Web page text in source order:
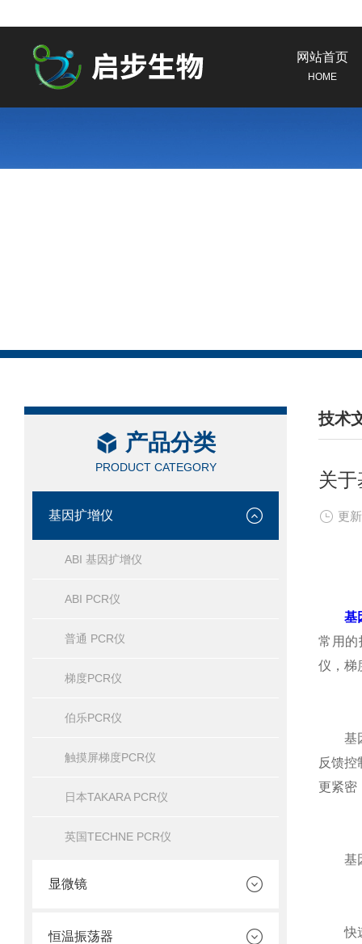
网站首页
HOME
产品分类
PRODUCT CATEGORY
基因扩增仪
ABI 基因扩增仪
ABI PCR仪
普通 PCR仪
梯度PCR仪
伯乐PCR仪
触摸屏梯度PCR仪
日本TAKARA PCR仪
英国TECHNE PCR仪
显微镜
恒温振荡器
技术
/
关
更
基
常用的
仪，梯
基因
反馈控
更紧密
基因
快速